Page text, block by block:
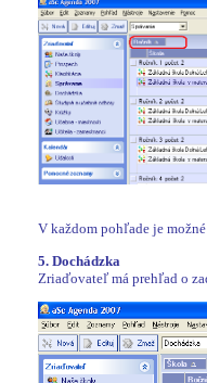
V každom pohľade je
5. Dochádzka
Zriaďovateľ má prehľad o